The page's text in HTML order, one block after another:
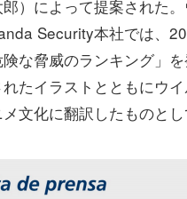
郎）によって提案された
Security本社では、
な脅威のランキング」
たイラストとともにウ
文化に翻訳したものと